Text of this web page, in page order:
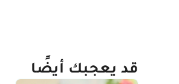
قد يعجبك أيضًا